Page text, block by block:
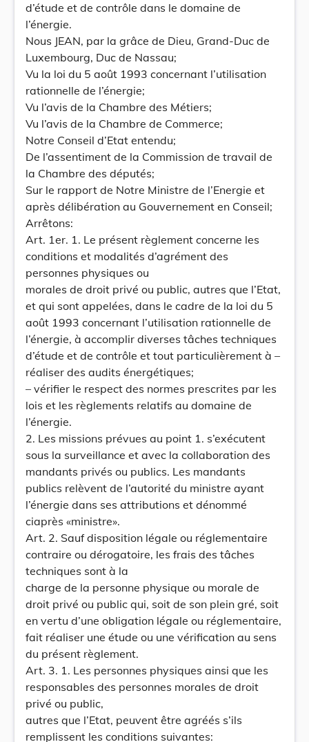
d’étude et de contrôle dans le domaine de
l’énergie.
Nous JEAN, par la grâce de Dieu, Grand-Duc de
Luxembourg, Duc de Nassau;
Vu la loi du 5 août 1993 concernant l’utilisation
rationnelle de l’énergie;
Vu l’avis de la Chambre des Métiers;
Vu l’avis de la Chambre de Commerce;
Notre Conseil d’Etat entendu;
De l’assentiment de la Commission de travail de
la Chambre des députés;
Sur le rapport de Notre Ministre de l’Energie et
après délibération au Gouvernement en Conseil;
Arrêtons:
Art. 1er. 1. Le présent règlement concerne les
conditions et modalités d’agrément des
personnes physiques ou
morales de droit privé ou public, autres que l’Etat,
et qui sont appelées, dans le cadre de la loi du 5
août 1993 concernant l’utilisation rationnelle de
l’énergie, à accomplir diverses tâches techniques
d’étude et de contrôle et tout particulièrement à –
réaliser des audits énergétiques;
– vérifier le respect des normes prescrites par les
lois et les règlements relatifs au domaine de
l’énergie.
2. Les missions prévues au point 1. s’exécutent
sous la surveillance et avec la collaboration des
mandants privés ou publics. Les mandants
publics relèvent de l’autorité du ministre ayant
l’énergie dans ses attributions et dénommé
ciaprès «ministre».
Art. 2. Sauf disposition légale ou réglementaire
contraire ou dérogatoire, les frais des tâches
techniques sont à la
charge de la personne physique ou morale de
droit privé ou public qui, soit de son plein gré, soit
en vertu d’une obligation légale ou réglementaire,
fait réaliser une étude ou une vérification au sens
du présent règlement.
Art. 3. 1. Les personnes physiques ainsi que les
responsables des personnes morales de droit
privé ou public,
autres que l’Etat, peuvent être agréés s’ils
remplissent les conditions suivantes: